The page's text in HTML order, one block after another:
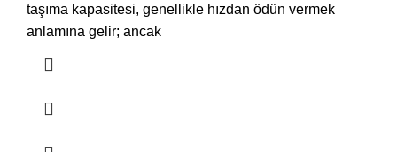
taşıma kapasitesi, genellikle hızdan ödün vermek
anlamına gelir; ancak